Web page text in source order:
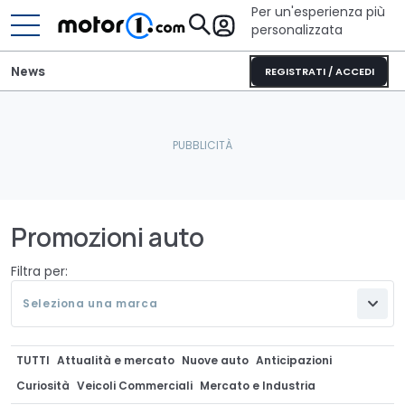
Per un'esperienza più
personalizzata
REGISTRATI / ACCEDI
News
Promozioni auto
Filtra per:
Seleziona una marca
TUTTI Attualità e mercato Nuove auto Anticipazioni
Curiosità Veicoli Commerciali Mercato e Industria